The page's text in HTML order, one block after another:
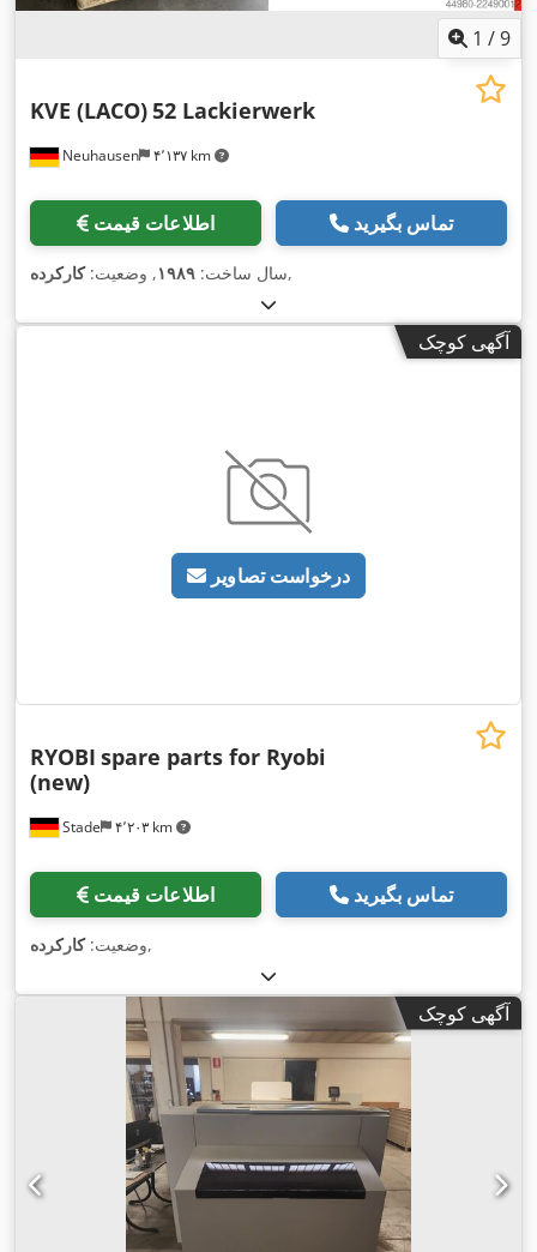
1 /9
Neuhausen ۴٬۱۳۷ km
KVE (LACO)52 Lackierwerk
اطلاعات قیمت تماس بگیرید
سال ساخت: ۱۹۸۹, وضعیت:کارکرده ,
آگهی کوچک
درخواست تصاویر
Stade ۴٬۲۰۳ km
RYOBI spare parts for Ryobi
(new)
اطلاعات قیمت تماس بگیرید
وضعیت:کارکرده ,
آگهی کوچک